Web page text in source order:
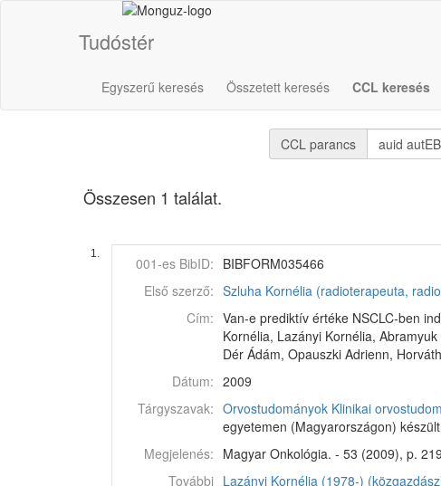
Tudóstér
Egyszerű keresés Összetett keresés CCL keresés
CCL parancs
Összesen 1 találat.
1.
001-es BibID: BIBFORM035466
Első szerző: Szluha Kornélia (radioterapeuta,
Cím: Van-e prediktív értéke NSCLC-ben
Kornélia, Lazányi Kornélia,
Dér Ádám, Opauszki Adrienn,
Dátum: 2009
Tárgyszavak: Orvostudományok Klinikai
egyetemen (Magyarországon)
Megjelenés: Magyar Onkológia. - 53 (2009), p.
További Lazányi Kornélia (1978-)